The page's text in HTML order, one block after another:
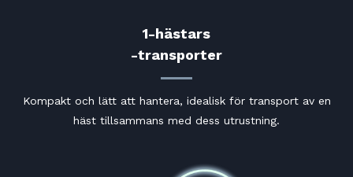
1-hästars
-transporter
Kompakt och lätt att hantera, idealisk för transport av en
häst tillsammans med dess utrustning.